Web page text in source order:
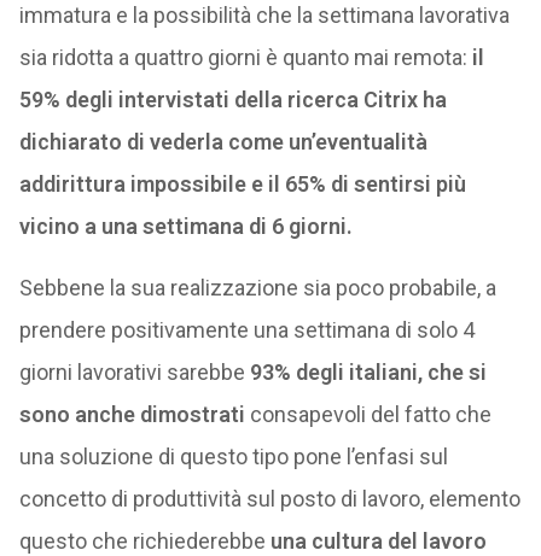
immatura e la possibilità che la settimana lavorativa
sia ridotta a quattro giorni è quanto mai remota: il
59% degli intervistati della ricerca Citrix ha
dichiarato di vederla come un’eventualità
addirittura impossibile e il 65% di sentirsi più
vicino a una settimana di 6 giorni.
Sebbene la sua realizzazione sia poco probabile, a
prendere positivamente una settimana di solo 4
giorni lavorativi sarebbe 93% degli italiani, che si
sono anche dimostrati consapevoli del fatto che
una soluzione di questo tipo pone l’enfasi sul
concetto di produttività sul posto di lavoro, elemento
questo che richiederebbe una cultura del lavoro